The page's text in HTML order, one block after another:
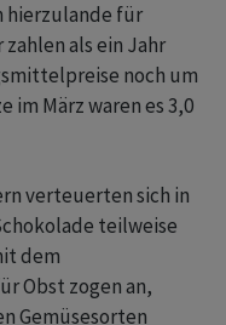
hierzulande für
als ein Jahr
noch um
im März waren es 3,0
verteuerten sich in
teilweise
dem
Obst zogen an,
Gemüsesorten